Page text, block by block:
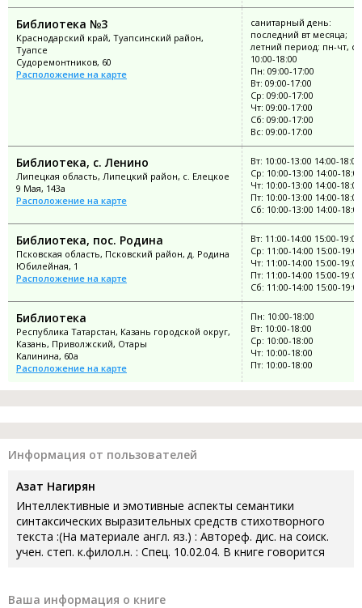
Библиотека №3
Краснодарский край, Туапсинский район,
Туапсе
Судоремонтников, 60
Расположение на карте
санитарный день:
последний вт месяца;
летний период: пн-чт,
10:00-18:00
Пн: 09:00-17:00
Вт: 09:00-17:00
Ср: 09:00-17:00
Чт: 09:00-17:00
Сб: 09:00-17:00
Вс: 09:00-17:00
Библиотека, с. Ленино
Липецкая область, Липецкий район, с. Елецкое
9 Мая, 143а
Расположение на карте
Вт: 10:00-13:00 14:00-18:00
Ср: 10:00-13:00 14:00-18:00
Чт: 10:00-13:00 14:00-18:00
Пт: 10:00-13:00 14:00-18:00
Сб: 10:00-13:00 14:00-18:00
Библиотека, пос. Родина
Псковская область, Псковский район, д. Родина
Юбилейная, 1
Расположение на карте
Вт: 11:00-14:00 15:00-19:00
Ср: 11:00-14:00 15:00-19:00
Чт: 11:00-14:00 15:00-19:00
Пт: 11:00-14:00 15:00-19:00
Сб: 11:00-14:00 15:00-19:00
Библиотека
Республика Татарстан, Казань городской округ,
Казань, Приволжский, Отары
Калинина, 60а
Расположение на карте
Пн: 10:00-18:00
Вт: 10:00-18:00
Ср: 10:00-18:00
Чт: 10:00-18:00
Пт: 10:00-18:00
Информация от пользователей
Азат Нагирян
Интеллективные и эмотивные аспекты семантики
синтаксических выразительных средств стихотворного
текста :(На материале англ. яз.) : Автореф. дис. на соиск.
учен. степ. к.филол.н. : Спец. 10.02.04. В книге говорится
Ваша информация о книге